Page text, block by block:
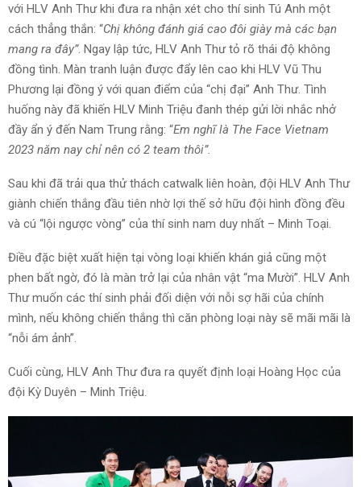
với HLV Anh Thư khi đưa ra nhận xét cho thí sinh Tú Anh một
cách thẳng thắn: “Chị không đánh giá cao đôi giày mà các bạn
mang ra đây”. Ngay lập tức, HLV Anh Thư tỏ rõ thái độ không
đồng tình. Màn tranh luận được đẩy lên cao khi HLV Vũ Thu
Phương lại đồng ý với quan điểm của “chị đại” Anh Thư. Tình
huống này đã khiến HLV Minh Triệu đanh thép gửi lời nhắc nhở
đầy ẩn ý đến Nam Trung rằng: “Em nghĩ là The Face Vietnam
2023 năm nay chỉ nên có 2 team thôi”.
Sau khi đã trải qua thử thách catwalk liên hoàn, đội HLV Anh Thư
giành chiến thắng đầu tiên nhờ lợi thế sở hữu đội hình đồng đều
và cú “lội ngược vòng” của thí sinh nam duy nhất – Minh Toại.
Điều đặc biệt xuất hiện tại vòng loại khiến khán giả cũng một
phen bất ngờ, đó là màn trở lại của nhân vật “ma Mười”. HLV Anh
Thư muốn các thí sinh phải đối diện với nỗi sợ hãi của chính
mình, nếu không chiến thắng thì căn phòng loại này sẽ mãi mãi là
“nỗi ám ảnh”.
Cuối cùng, HLV Anh Thư đưa ra quyết định loại Hoàng Học của
đội Kỳ Duyên – Minh Triệu.